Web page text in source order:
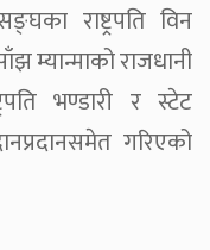
राष्ट्रपति विन
म्यान्माको राजधानी
भण्डारी र स्टेट
गरिएको